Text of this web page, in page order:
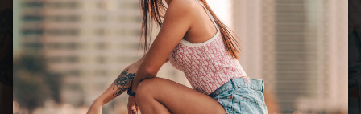
Rovnováha
a
koordinace
Skupinové
aktivity